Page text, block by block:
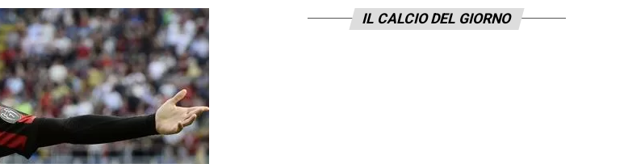
IL CALCIO DEL GIORNO